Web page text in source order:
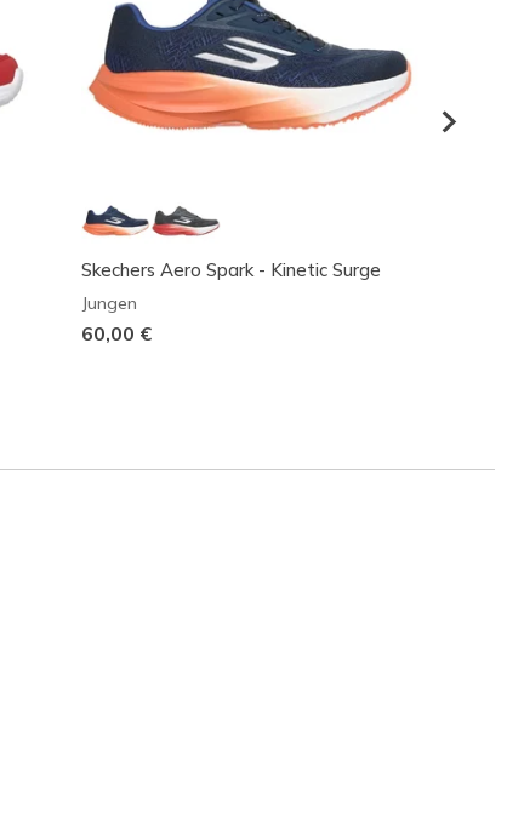
Skechers Aero Spark - Kinetic Surge
Jungen
60,00 €